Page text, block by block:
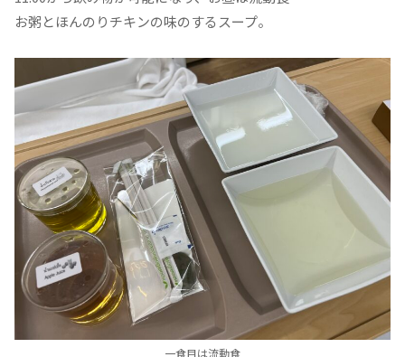
お粥とほんのりチキンの味のするスープ。
一食目は流動食